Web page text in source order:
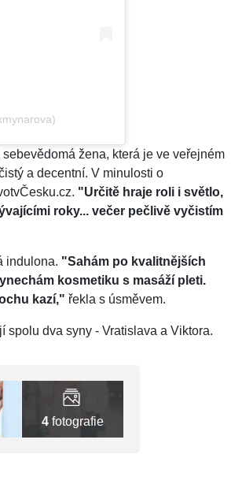
žena, která je ve veřejném
a decentní. V minulosti o
"Určitě hraje roli i světlo,
roky... večer pečlivě vyčistím
indulona. "Sahám po kvalitnějších
kosmetiku s masáží pleti.
kazí," řekla s úsměvem.
spolu dva syny - Vratislava a Viktora.
4 fotografie